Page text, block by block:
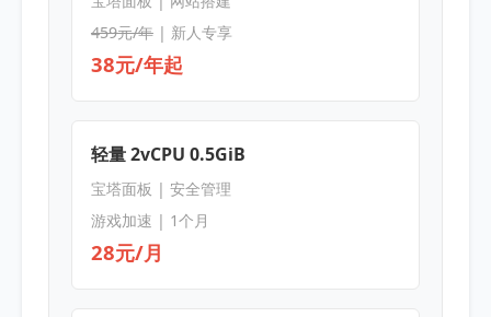
459元/年| 新人专享
38元/年起
轻量 2vCPU 0.5GiB
宝塔面板 | 安全管理
游戏加速 | 1个月
28元/月